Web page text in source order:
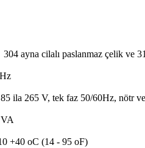
304 ayna cilalı paslanmaz çelik ve
85 ila 265 V, tek faz 50/60Hz, nötr
+40 oC (14 - 95 oF)